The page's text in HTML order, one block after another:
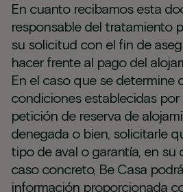
En cuanto recibamos esta
responsable del tratamiento
su solicitud con el fin de
hacer frente al pago del
En el caso que se determine
condiciones establecidas por
petición de reserva de
denegada o bien, solicitarle
tipo de aval o garantía, en su
caso concreto, Be Casa
información proporcionada